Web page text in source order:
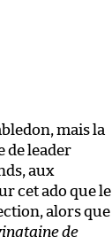
mais la
de leader
aux
cet ado que le
alors que
de